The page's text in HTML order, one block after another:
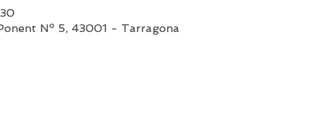
Nº 5, 43001 - Tarragona